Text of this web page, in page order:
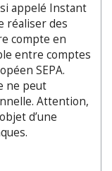
appelé Instant
réaliser des
compte en
entre comptes
SEPA.
ne peut
Attention,
d’une